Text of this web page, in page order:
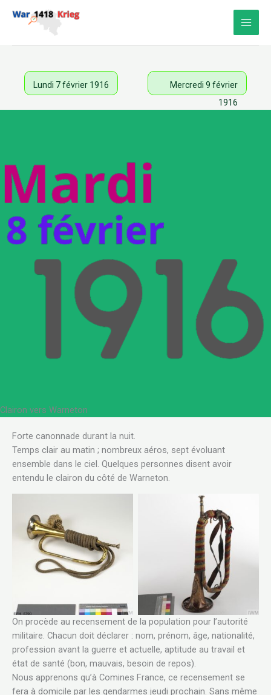
Lundi 7 février 1916
Mercredi 9 février
1916
Clairon vers Warneton
Forte canonnade durant la nuit.
Temps clair au matin ; nombreux aéros, sept évoluant
ensemble dans le ciel. Quelques personnes disent avoir
entendu le clairon du côté de Warneton.
(EPH 5790) A First World War period
Army cavalry bugle of the 3rd Guard
captured on 6 September 1914 during
of the Marne. Copyright: © IWM. Original
Source:
bugle (EPH 6889) Metal: Much surface dirt
trumpet. There is active and old copper
present, specifically in the trumpet bell and
textile decoration. Leather: The leather strap
two. The surface is fragmented and has
dirt. There are many holes punched in pairs
strap but no sign of a buckle. The surface
dirt in some areas. Textile: Much s…
Original Source:
http://www.iwm.org.uk/collections/item/
On procède au recensement de la population pour l’autorité
militaire. Chacun doit déclarer : nom, prénom, âge, nationalité,
profession avant la guerre et actuelle, aptitude au travail et
état de santé (bon, mauvais, besoin de repos).
Nous apprenons qu’à Comines France, ce recensement se
fera à domicile par les gendarmes jeudi prochain. Sans même